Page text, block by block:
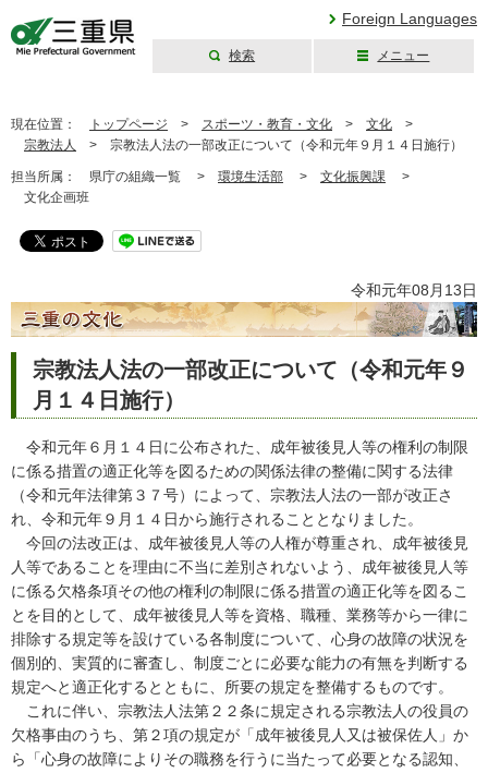
Foreign Languages
検索 メニュー
現在位置： トップページ > スポーツ・教育・文化 > 文化 >
宗教法人
> 宗教法人法の一部改正について（令和元年９月１４日施行）
担当所属： 県庁の組織一覧 > 環境生活部 > 文化振興課 >
文化企画班
令和元年08月13日
宗教法人法の一部改正について（令和元年９
月１４日施行）
令和元年６月１４日に公布された、成年被後見人等の権利の制限
に係る措置の適正化等を図るための関係法律の整備に関する法律
（令和元年法律第３７号）によって、宗教法人法の一部が改正さ
れ、令和元年９月１４日から施行されることとなりました。
今回の法改正は、成年被後見人等の人権が尊重され、成年被後見
人等であることを理由に不当に差別されないよう、成年被後見人等
に係る欠格条項その他の権利の制限に係る措置の適正化等を図るこ
とを目的として、成年被後見人等を資格、職種、業務等から一律に
排除する規定等を設けている各制度について、心身の故障の状況を
個別的、実質的に審査し、制度ごとに必要な能力の有無を判断する
規定へと適正化するとともに、所要の規定を整備するものです。
これに伴い、宗教法人法第２２条に規定される宗教法人の役員の
欠格事由のうち、第２項の規定が「成年被後見人又は被保佐人」か
ら「心身の故障によりその職務を行うに当たって必要となる認知、